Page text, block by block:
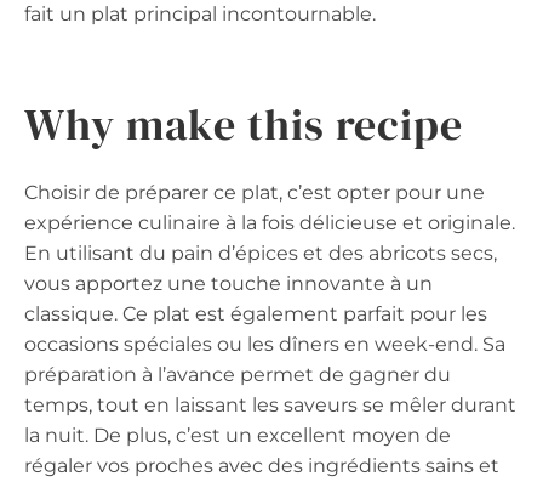
fait un plat principal incontournable.
Why make this recipe
Choisir de préparer ce plat, c’est opter pour une
expérience culinaire à la fois délicieuse et originale.
En utilisant du pain d’épices et des abricots secs,
vous apportez une touche innovante à un
classique. Ce plat est également parfait pour les
occasions spéciales ou les dîners en week-end. Sa
préparation à l’avance permet de gagner du
temps, tout en laissant les saveurs se mêler durant
la nuit. De plus, c’est un excellent moyen de
régaler vos proches avec des ingrédients sains et